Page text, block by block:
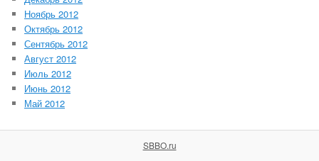
Ноябрь 2012
Октябрь 2012
Сентябрь 2012
Август 2012
Июль 2012
Июнь 2012
Май 2012
SBBO.ru